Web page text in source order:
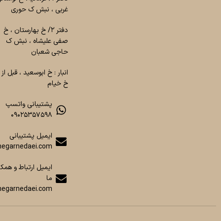
غربی ، نبش ک حوری
دفتر ۲/ خ بهارستان ، خ
صفی علیشاه ، نبش ک
حاجی شعبان
انبار : خ ابوسعید ، قبل از
خ خیام
پشتیبانی واتسپ
۰۹۰۲۵۳۵۷۵۹۸
ایمیل پشتیبانی
ایمیل ارتباط و
ما